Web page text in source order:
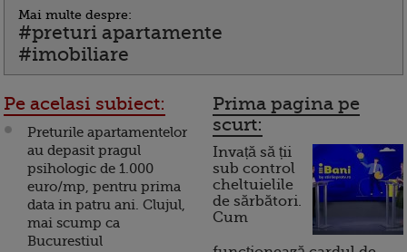
Mai multe despre:
#preturi apartamente
#imobiliare
Pe acelasi subiect:
Preturile apartamentelor
au depasit pragul
psihologic de 1.000
euro/mp, pentru prima
data in patru ani. Clujul,
mai scump ca
Bucurestiul
Prima pagina pe
scurt:
Invață să ții
sub control
cheltuielile
de sărbători.
Cum